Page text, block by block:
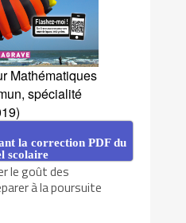
Mathématiques
spécialité
la correction PDF du
scolaire
le goût des
à la poursuite